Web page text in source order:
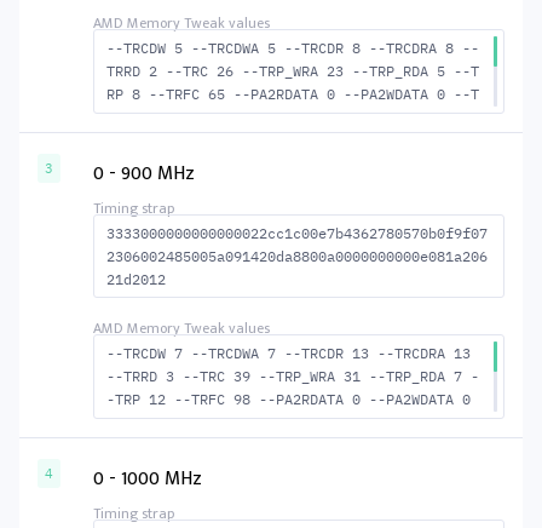
--TRCDW 5 --TRCDWA 5 --TRCDR 8 --TRCDRA 8 --
TRRD 2 --TRC 26 --TRP_WRA 23 --TRP_RDA 5 --T
RP 8 --TRFC 65 --PA2RDATA 0 --PA2WDATA 0 --T
FAW 2 --TCRCRL 1 --TCRCWL 4 --TFAW32 3 --ACT
--RAS2RAS 65 --RP 21 --WRPLUSRP 24 --BUS_TUR
3 0 - 900 MHz
3333000000000000022cc1c00e7b4362780570b0f9f07
2306002485005a091420da8800a0000000000e081a206
21d2012
--TRCDW 7 --TRCDWA 7 --TRCDR 13 --TRCDRA 13
--TRRD 3 --TRC 39 --TRP_WRA 31 --TRP_RDA 7 -
-TRP 12 --TRFC 98 --PA2RDATA 0 --PA2WDATA 0
--TFAW 4 --TCRCRL 1 --TCRCWL 5 --TFAW32 4 --
R 32 --RAS2RAS 98 --RP 29 --WRPLUSRP 32 --BU
4 0 - 1000 MHz